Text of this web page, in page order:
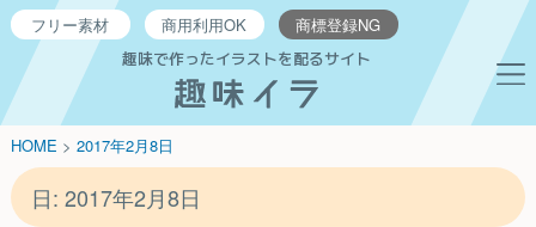
フリー素材 商用利用OK 商標登録NG
趣味で作ったイラストを配るサイト
HOME > 2017年2月8日
日: 2017年2月8日